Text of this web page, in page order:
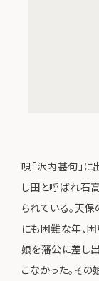
唄「沢内甚句」
し田と呼ばれ石
られている。天
にも困難な年、
娘を藩公に差し
こなかった。そ